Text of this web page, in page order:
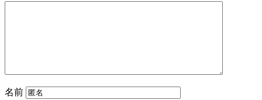
名前